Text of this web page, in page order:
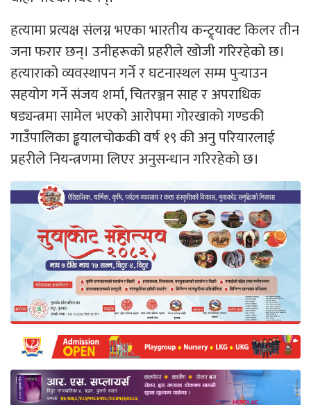
हत्यामा प्रत्यक्ष संलग्न भएका भारतीय कन्ट्र्याक्ट किलर तीन
जना फरार छन्। उनीहरूको प्रहरीले खोजी गरिरहेको छ।
हत्याराको व्यवस्थापन गर्ने र घटनास्थल सम्म पुर्‍याउन
सहयोग गर्ने संजय शर्मा, चितरञ्जन साह र अपराधिक
षड्यन्त्रमा सामेल भएको आरोपमा गोरखाको गण्डकी
गाउँपालिका ड्ढयालचोककी वर्ष १९ की अनु परियारलाई
प्रहरीले नियन्त्रणमा लिएर अनुसन्धान गरिरहेको छ।